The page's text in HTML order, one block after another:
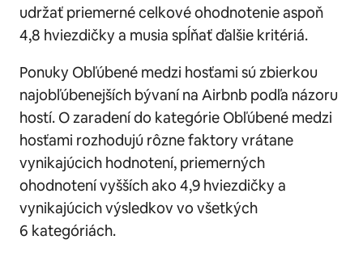
udržať priemerné celkové ohodnotenie aspoň
4,8 hviezdičky a musia spĺňať ďalšie kritériá.
Ponuky Obľúbené medzi hosťami sú zbierkou
najobľúbenejších bývaní na Airbnb podľa názoru
hostí. O zaradení do kategórie Obľúbené medzi
hosťami rozhodujú rôzne faktory vrátane
vynikajúcich hodnotení, priemerných
ohodnotení vyšších ako 4,9 hviezdičky a
vynikajúcich výsledkov vo všetkých
6 kategóriách.